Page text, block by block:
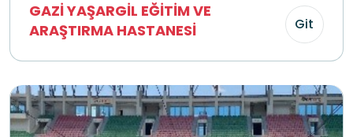
GAZİ YAŞARGİL EĞİTİM VE
ARAŞTIRMA HASTANESİ
Git